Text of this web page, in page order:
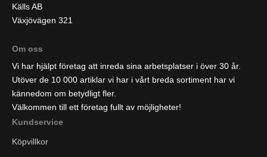
Källs AB
Växjövägen 321
Om oss
Vi har hjälpt företag att inreda sina arbetsplatser i över 30 år.
Utöver de 10 000 artiklar vi har i vårt breda sortiment har vi
kännedom om betydligt fler.
Välkommen till ett företag fullt av möjligheter!
Kundservice
Köpvillkor